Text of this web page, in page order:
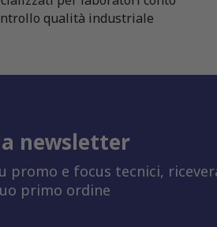
qualità industriale
newsletter
promo e focus tecnici,
primo ordine